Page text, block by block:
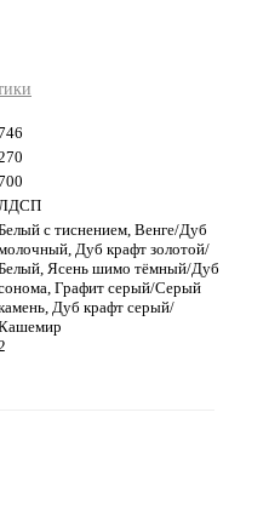
с тиснением, Венге/Дуб
Дуб крафт золотой/
Ясень шимо тёмный/Дуб
Графит серый/Серый
Дуб крафт серый/